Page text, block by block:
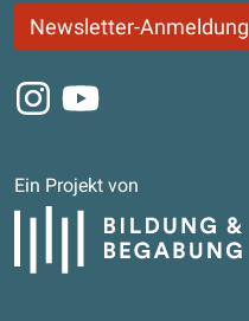
Newsletter-Anmeldung
Instagram
Youtube
Ein Projekt von
Bildung und Begabung